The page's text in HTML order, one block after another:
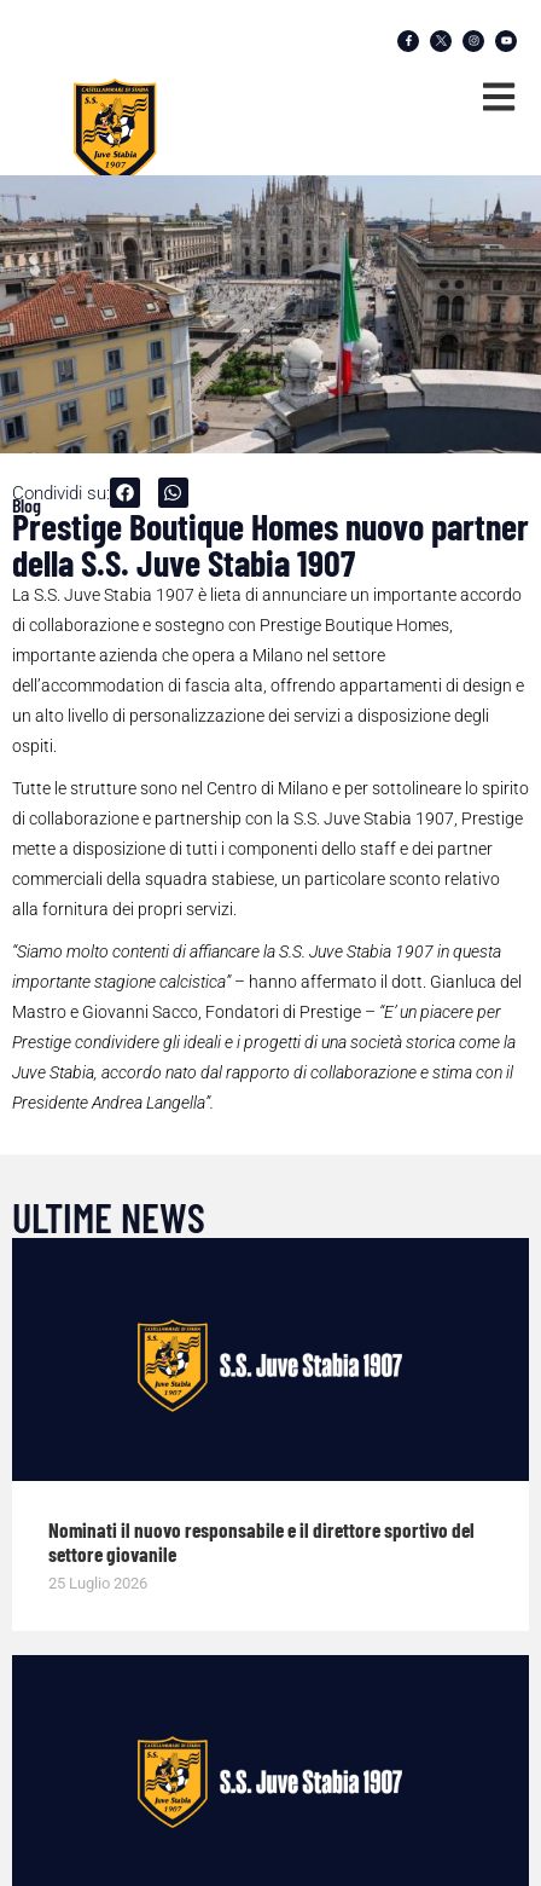
Condividi su:
Blog
Prestige Boutique Homes nuovo partner
della S.S. Juve Stabia 1907
La S.S. Juve Stabia 1907 è lieta di annunciare un importante accordo
di collaborazione e sostegno con Prestige Boutique Homes,
importante azienda che opera a Milano nel settore
dell’accommodation di fascia alta, offrendo appartamenti di design e
un alto livello di personalizzazione dei servizi a disposizione degli
ospiti.
Tutte le strutture sono nel Centro di Milano e per sottolineare lo spirito
di collaborazione e partnership con la S.S. Juve Stabia 1907, Prestige
mette a disposizione di tutti i componenti dello staff e dei partner
commerciali della squadra stabiese, un particolare sconto relativo
alla fornitura dei propri servizi.
“Siamo molto contenti di affiancare la S.S. Juve Stabia 1907 in questa
importante stagione calcistica”– hanno affermato il dott. Gianluca del
Mastro e Giovanni Sacco, Fondatori di Prestige – “E’ un piacere per
Prestige condividere gli ideali e i progetti di una società storica come la
Juve Stabia, accordo nato dal rapporto di collaborazione e stima con il
Presidente Andrea Langella”.
ULTIME NEWS
Nominati il nuovo responsabile e il direttore sportivo del
settore giovanile
25 Luglio 2026